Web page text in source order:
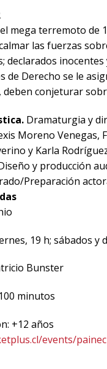
mega terremoto de
las fuerzas
declarados
de Derecho se le
deben conjeturar
Dramaturgia y
Moreno Venegas,
y Karla
y producción
Preparación
19 h; sábados y
Bunster
minutos
+12 años
events/